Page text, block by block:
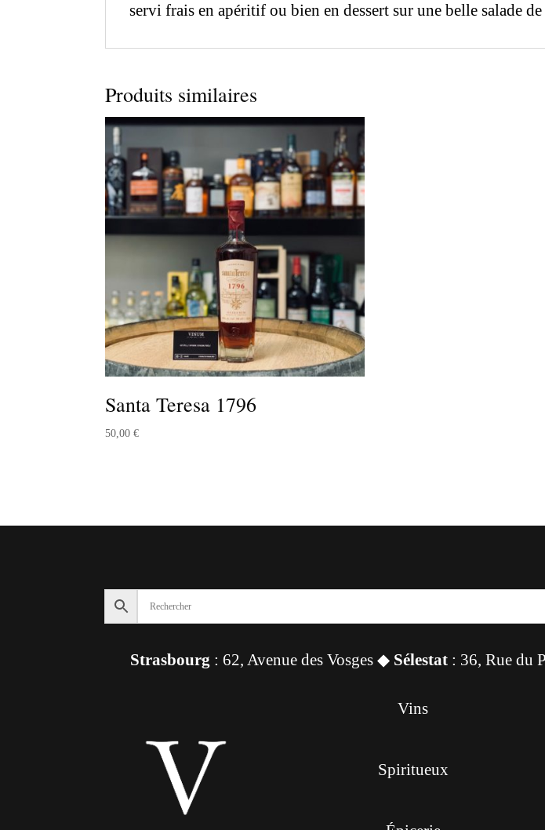
servi frais en apéritif ou bien en dessert sur une belle salade
Produits similaires
Santa Teresa 1796
50,00€
Strasbourg : 62, Avenue des Vosges ◆ Sélestat : 36, Rue du
Vins
Spiritueux